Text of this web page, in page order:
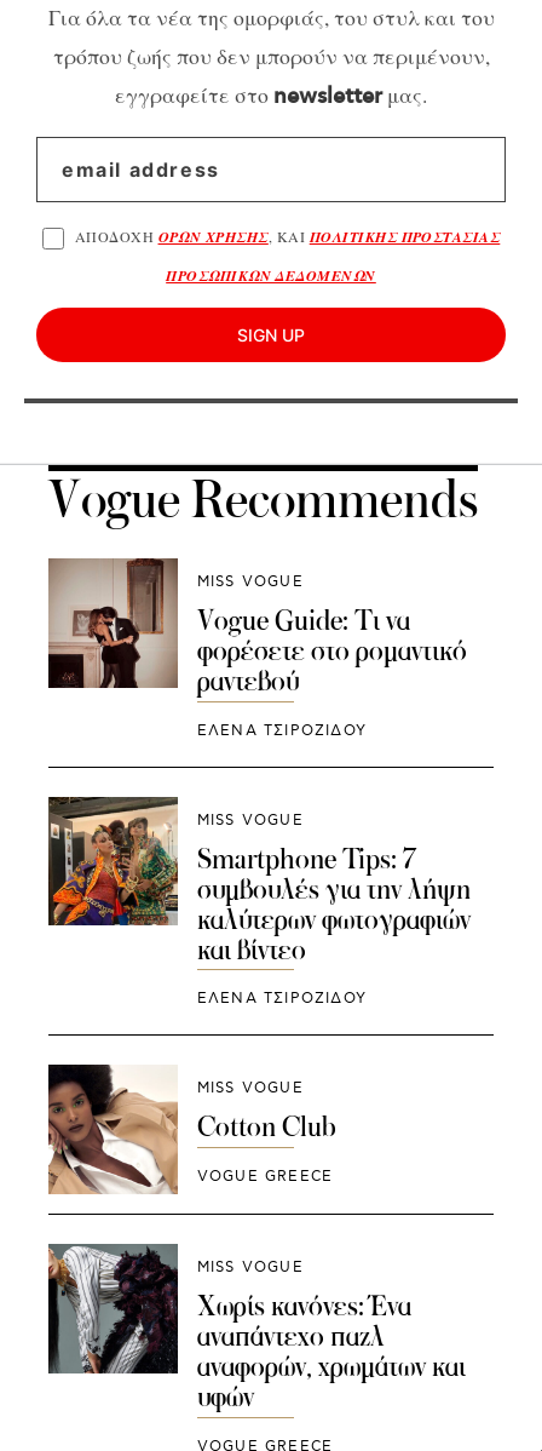
Για όλα τα νέα της ομορφιάς, του στυλ και του
τρόπου ζωής που δεν μπορούν να περιμένουν,
εγγραφείτε στο newsletterμας.
ΑΠΟΔΟΧΗ ΟΡΩΝ ΧΡΗΣΗΣ, ΚΑΙ ΠΟΛΙΤΙΚΗΣ ΠΡΟΣΤΑΣΙΑΣ
ΠΡΟΣΩΠΙΚΩΝ ΔΕΔΟΜΕΝΩΝ
SIGN UP
Vogue Recommends
MISS VOGUE
Vogue Guide: Τι να
φορέσετε στο ρομαντικό
ραντεβού
ΈΛΕΝΑ ΤΣΙΡΟΖΊΔΟΥ
MISS VOGUE
Smartphone Tips: 7
συμβουλές για την λήψη
καλύτερων φωτογραφιών
και βίντεο
ΈΛΕΝΑ ΤΣΙΡΟΖΊΔΟΥ
MISS VOGUE
Cotton Club
VOGUE GREECE
MISS VOGUE
Χωρίς κανόνες: Ένα
αναπάντεχο παζλ
αναφορών, χρωμάτων και
υφών
VOGUE GREECE